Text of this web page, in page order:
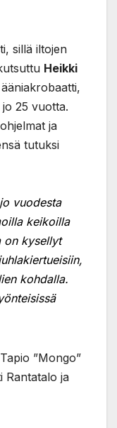
sillä iltojen
Heikki
25 vuotta.
ja
tutuksi
vuodesta
keikoilla
on kysellyt
kohdalla.
”Mongo”
Rantatalo ja